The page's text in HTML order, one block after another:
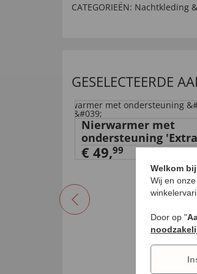
CATEGORIEËN: Nachtkleding
GESELECTEERDE
Nierwarmer met
ondersteuning 'Extra
sterk'
€ 49,99
Welkom
Wij en
Door op "